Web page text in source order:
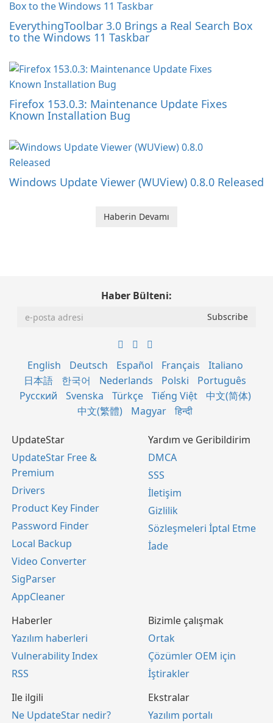
EverythingToolbar 3.0 Brings a Real Search Box
to the Windows 11 Taskbar
Firefox 153.0.3: Maintenance Update Fixes
Known Installation Bug
Windows Update Viewer (WUView) 0.8.0 Released
Haberin Devamı
Haber Bülteni:
English Deutsch Español Français
Italiano
日本語
한국어 Nederlands Polski
Português
Русский
Svenska Türkçe Tiếng Việt
中文(简体)
中文(繁體)
Magyar हिन्दी
UpdateStar
UpdateStar Free &
Premium
Drivers
Product Key Finder
Password Finder
Local Backup
Video Converter
SigParser
AppCleaner
Yardım ve Geribildirim
DMCA
SSS
İletişim
Gizlilik
Sözleşmeleri İptal Etme
İade
Haberler
Yazılım haberleri
Vulnerability Index
RSS
Bizimle çalışmak
Ortak
Çözümler OEM için
İştirakler
Ile ilgili
Ne UpdateStar nedir?
Ekstralar
Yazılım portalı